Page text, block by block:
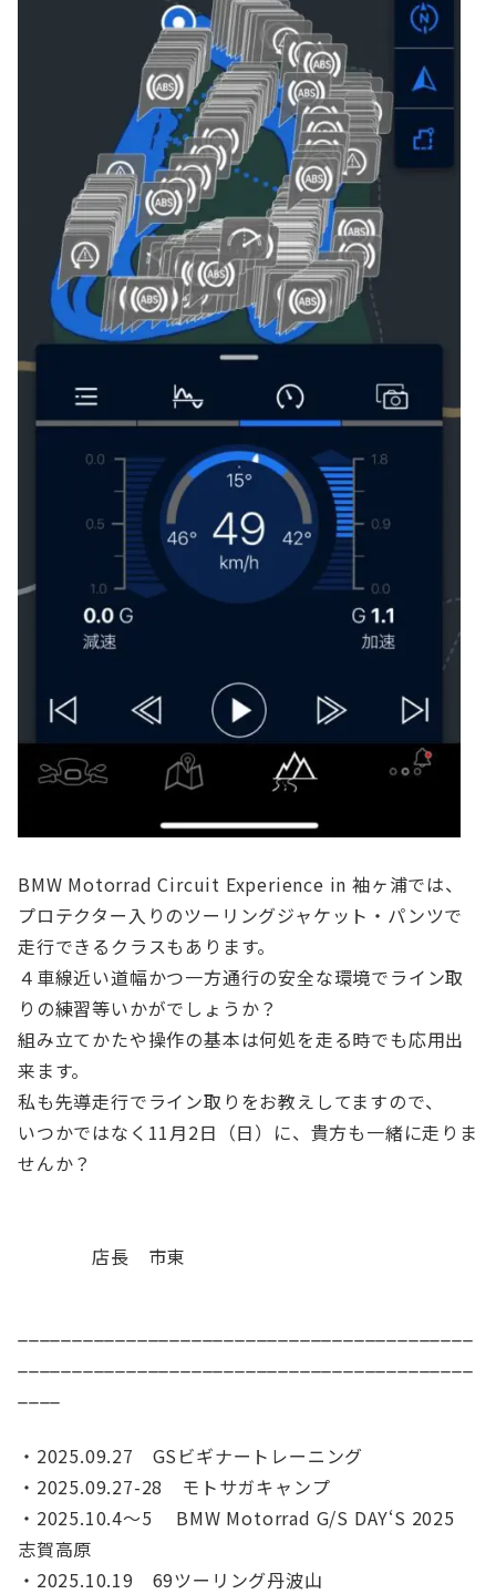
BMW Motorrad Circuit Experience in 袖ヶ浦では、
プロテクター入りのツーリングジャケット・パンツで
走行できるクラスもあります。
４車線近い道幅かつ一方通行の安全な環境でライン取
りの練習等いかがでしょうか？
組み立てかたや操作の基本は何処を走る時でも応用出
来ます。
私も先導走行でライン取りをお教えしてますので、
いつかではなく11月2日（日）に、貴方も一緒に走りま
せんか？
店長 市東
・2025.09.27 GSビギナートレーニング
・2025.09.27-28 モトサガキャンプ
・2025.10.4～5 BMW Motorrad G/S DAY‘S 2025
志賀高原
・2025.10.19 69ツーリング丹波山